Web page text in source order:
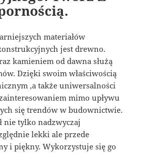
materiałów
jest drewno.
kamieniem od dawna służą
Dzięki swoim właściwością
,a także uniwersalności
mimo upływu
się trendów w budownictwie.
nie tylko nadzwyczaj
lekki ale przede
i piękny. Wykorzystuje się go